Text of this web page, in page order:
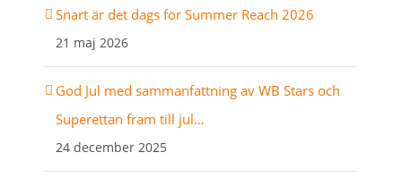
Snart är det dags för Summer Reach 2026
21 maj 2026
God Jul med sammanfattning av WB Stars och
Superettan fram till jul…
24 december 2025